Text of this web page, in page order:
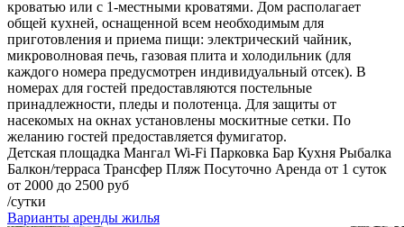
кроватью или с 1-местными кроватями. Дом располагает
общей кухней, оснащенной всем необходимым для
приготовления и приема пищи: электрический чайник,
микроволновая печь, газовая плита и холодильник (для
каждого номера предусмотрен индивидуальный отсек). В
номерах для гостей предоставляются постельные
принадлежности, пледы и полотенца. Для защиты от
насекомых на окнах установлены москитные сетки. По
желанию гостей предоставляется фумигатор.
Детская площадка Мангал Wi-Fi Парковка Бар Кухня Рыбалка
Балкон/терраса Трансфер Пляж Посуточно Аренда от 1 суток
от 2000 до 2500 руб
/сутки
Варианты аренды жилья